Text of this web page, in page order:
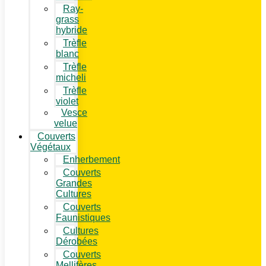
Ray-
grass
hybride
Trèfle
blanc
Trèfle
micheli
Trèfle
violet
Vesce
velue
Couverts
Végétaux
Enherbement
Couverts
Grandes
Cultures
Couverts
Faunistiques
Cultures
Dérobées
Couverts